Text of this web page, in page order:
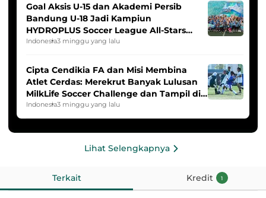
Goal Aksis U-15 dan Akademi Persib
Bandung U-18 Jadi Kampiun
HYDROPLUS Soccer League All-Stars
2025/2026
Indonesia3 minggu yang lalu
Cipta Cendikia FA dan Misi Membina
Atlet Cerdas: Merekrut Banyak Lulusan
MilkLife Soccer Challenge dan Tampil di
HYDROPLUS Soccer League
Indonesia3 minggu yang lalu
Lihat Selengkapnya
Terkait Kredit 1